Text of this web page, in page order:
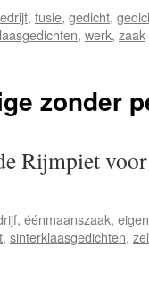
, fusie, gedicht,
, werk, zaak
zonder
Rijmpiet
, éénmaanszaak, eigen
, sinterklaasgedichten,